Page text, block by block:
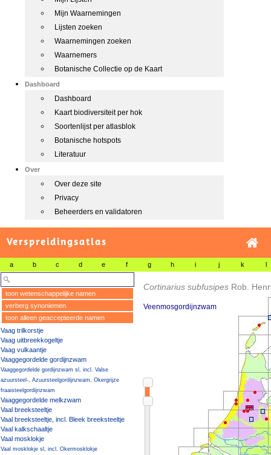
Mijn Waarnemingen
Lijsten zoeken
Waarnemingen zoeken
Waarnemers
Botanische Collectie op de Kaart
Dashboard
Dashboard
Kaart biodiversiteit per hok
Soortenlijst per atlasblok
Botanische hotspots
Literatuur
Over
Over deze site
Privacy
Beheerders en validatoren
Verspreidingsatlas
a b c d e f g h i j k l
toon wetenschappelijke namen
verberg synoniemen
toon alleen geaccepteerde namen
Vaag trilkorstje
Vaag uitbreekkogeltje
Vaag vulkaantje
Vaaggegordelde gordijnzwam
Vaaggegordelde gordijnzwam sl, incl. Valse
azuursteel-, Azuursteelgordijnzwam, Okergrijze
fraaisteelgordijnzwam
Vaaggegordelde melkzwam
Vaal breeksteeltje
Vaal breeksteeltje, incl. Bleek breeksteeltje
Vaal kalkschaaltje
Vaal mosklokje
Vaal mosklokje sl, incl. Okermosklokje
Cortinarius subfusipes Rob.
Veenmosgordijnzwam